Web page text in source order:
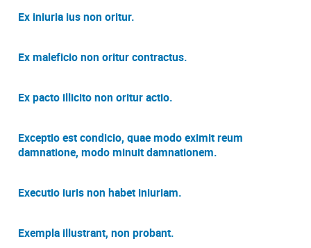
Ex iniuria ius non oritur.
Ex maleficio non oritur contractus.
Ex pacto illicito non oritur actio.
Exceptio est condicio, quae modo eximit reum
damnatione, modo minuit damnationem.
Executio iuris non habet iniuriam.
Exempla illustrant, non probant.